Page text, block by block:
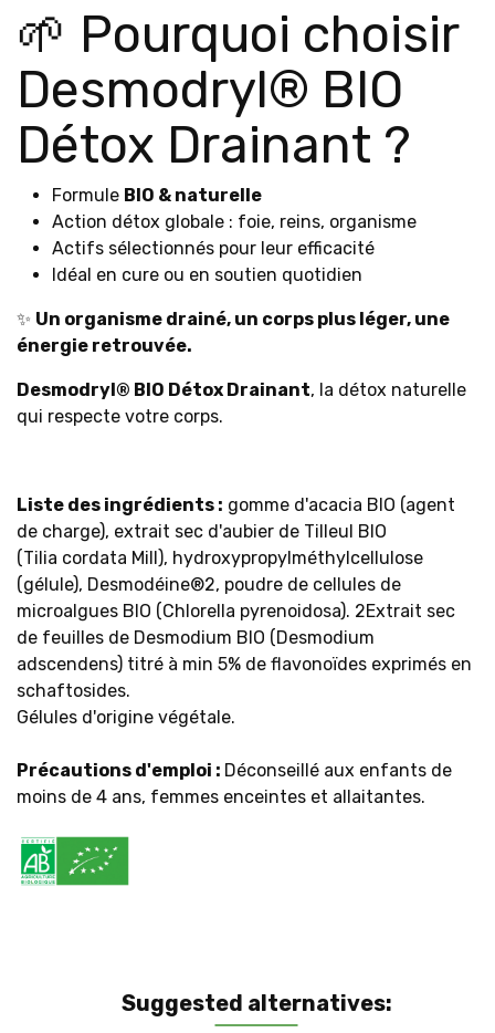
🌱 Pourquoi choisir
Desmodryl® BIO
Détox Drainant ?
Formule BIO & naturelle
Action détox globale : foie, reins, organisme
Actifs sélectionnés pour leur efficacité
Idéal en cure ou en soutien quotidien
✨ Un organisme drainé, un corps plus léger, une
énergie retrouvée.
Desmodryl® BIO Détox Drainant, la détox naturelle
qui respecte votre corps.
Liste des ingrédients : gomme d'acacia BIO (agent
de charge), extrait sec d'aubier de Tilleul BIO
(Tilia cordata Mill), hydroxypropylméthylcellulose
(gélule), Desmodéine®2, poudre de cellules de
microalgues BIO (Chlorella pyrenoidosa). 2Extrait sec
de feuilles de Desmodium BIO (Desmodium
adscendens) titré à min 5% de flavonoïdes exprimés en
schaftosides.
Gélules d'origine végétale.
Précautions d'emploi : Déconseillé aux enfants de
moins de 4 ans, femmes enceintes et allaitantes.
Suggested alternatives: